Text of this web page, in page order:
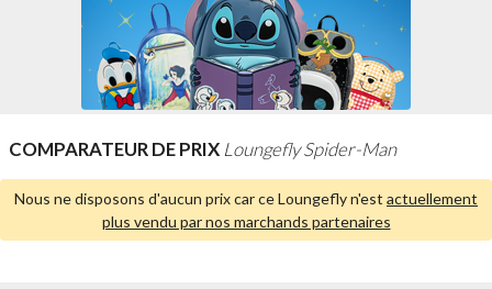
COMPARATEUR DE PRIX Loungefly Spider-Man
Nous ne disposons d'aucun prix car ce Loungefly n'est actuellement
plus vendu par nos marchands partenaires